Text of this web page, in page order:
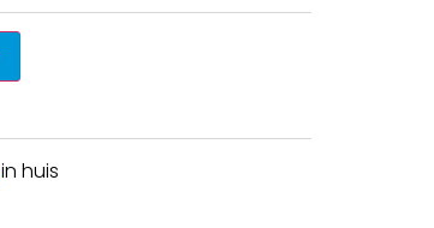
in huis